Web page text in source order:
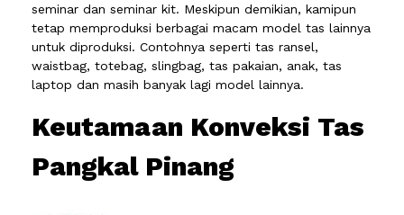
seminar dan seminar kit. Meskipun demikian, kamipun
tetap memproduksi berbagai macam model tas lainnya
untuk diproduksi. Contohnya seperti tas ransel,
waistbag, totebag, slingbag, tas pakaian, anak, tas
laptop dan masih banyak lagi model lainnya.
Keutamaan Konveksi Tas
Pangkal Pinang